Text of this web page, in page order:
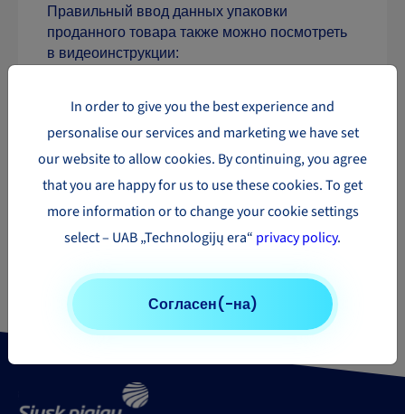
Правильный ввод данных упаковки
проданного товара также можно посмотреть
в видеоинструкции:
Нужно отправить посылку?
Калькулятор цены
In order to give you the best experience and
personalise our services and marketing we have set
our website to allow cookies. By continuing, you agree
that you are happy for us to use these cookies. To get
more information or to change your cookie settings
select – UAB „Technologijų era“ privacy policy.
Согласен(-на)